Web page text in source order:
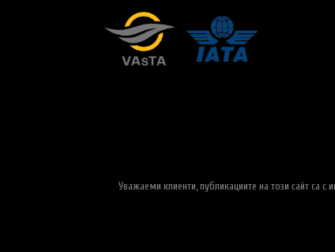
Уважаеми клиенти, публикациите на този сайт са